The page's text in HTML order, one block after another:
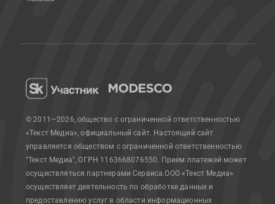
© 2011—2026, общество с ограниченной ответственностью
«Текст Медиа», официальный сайт. Настоящий сайт
управляется обществом с ограниченной ответственностью
"Текст Медиа", ОГРН 1163668076550. Прием платежей может
осуществляться партнерами Сервиса.ООО «Текст Медиа»
осуществляет деятельность по обработке данных и
предоставлению услуг в области информационных